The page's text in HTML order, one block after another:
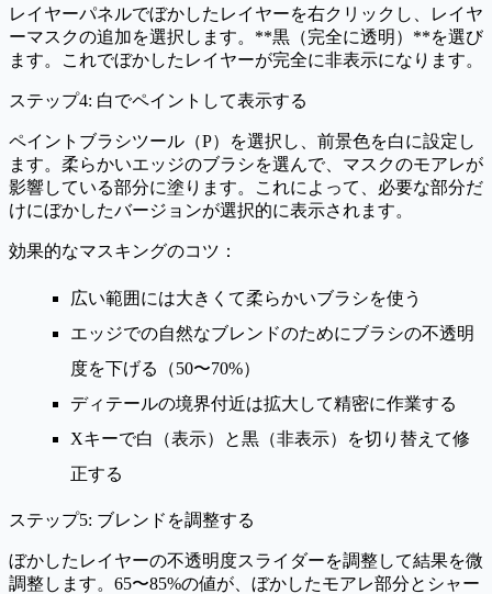
レイヤーパネルでぼかしたレイヤーを右クリックし、
レイヤ
ーマスクの追加を選択します。**黒（完全に透明）**を選び
ます。これでぼかしたレイヤーが完全に非表示になります。
ステップ4: 白でペイントして表示する
ペイントブラシツール （P）を選択し、前景色を白に設定し
ます。柔らかいエッジのブラシを選んで、マスクのモアレが
影響している部分に塗ります。これによって、必要な部分だ
けにぼかしたバージョンが選択的に表示されます。
効果的なマスキングのコツ：
広い範囲には大きくて柔らかいブラシを使う
エッジでの自然なブレンドのためにブラシの不透明
度を下げる（50〜70%）
ディテールの境界付近は拡大して精密に作業する
Xキーで白（表示）と黒（非表示）を切り替えて修
正する
ステップ5: ブレンドを調整する
ぼかしたレイヤーの不透明度スライダーを調整して結果を微
調整します。65〜85%の値が、ぼかしたモアレ部分とシャー